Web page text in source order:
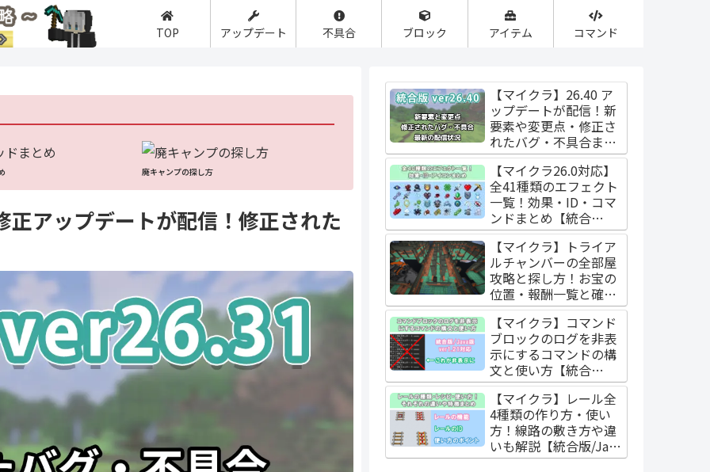
TOP アップデート 不具合 ブロック アイテム コマンド
廃キャンプの探し方
アップデートが配信！修正された
【マイクラ】26.40 ア
ップデートが配信！新
要素や変更点・修正さ
れたバグ・不具合まと
め【統合版】
【マイクラ26.0対応】
全41種類のエフェクト
一覧！効果・ID・コマ
ンドまとめ【統合
版/Java版】
【マイクラ】トライア
ルチャンバーの全部屋
攻略と探し方！お宝の
位置・報酬一覧と確率
【Java版/統合版】
【マイクラ】コマンド
ブロックのログを非表
示にするコマンドの構
文と使い方【統合
版/Java版】
【マイクラ】レール全
4種類の作り方・使い
方！線路の敷き方や違
いも解説【統合版/Java
版】